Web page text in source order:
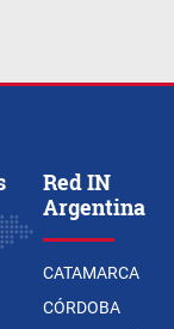
Red IN
Argentina
CATAMARCA
CÓRDOBA